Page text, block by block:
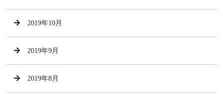
2019年10月
2019年9月
2019年8月